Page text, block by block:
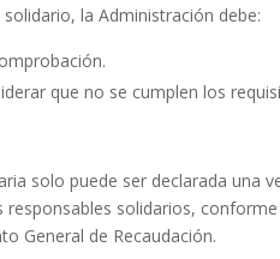
la Administración debe:
que no se cumplen los
solo puede ser declarada una
solidarios, conforme
General de Recaudación.